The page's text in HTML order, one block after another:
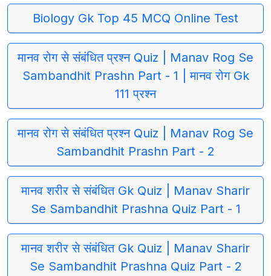
Biology Gk Top 45 MCQ Online Test
मानव रोग से संबंधित प्रश्न Quiz | Manav Rog Se
Sambandhit Prashn Part - 1 | मानव रोग Gk
111 प्रश्न
मानव रोग से संबंधित प्रश्न Quiz | Manav Rog Se
Sambandhit Prashn Part - 2
मानव शरीर से संबंधित Gk Quiz | Manav Sharir
Se Sambandhit Prashna Quiz Part - 1
मानव शरीर से संबंधित Gk Quiz | Manav Sharir
Se Sambandhit Prashna Quiz Part - 2